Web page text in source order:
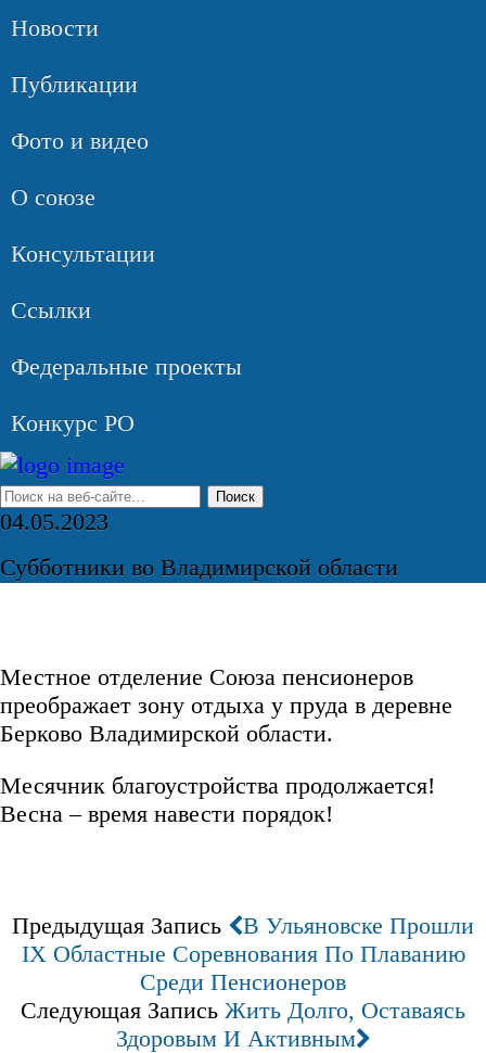
Новости
Публикации
Фото и видео
О союзе
Консультации
Ссылки
Федеральные проекты
Конкурс РО
04.05.2023
Субботники во Владимирской области
Местное отделение Союза пенсионеров
преображает зону отдыха у пруда в деревне
Берково Владимирской области.
Месячник благоустройства продолжается!
Весна – время навести порядок!
Предыдущая Запись
В Ульяновске Прошли
IX Областные Соревнования По Плаванию
Среди Пенсионеров
Следующая Запись Жить Долго, Оставаясь
Здоровым И Активным